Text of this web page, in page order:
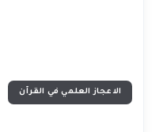
الاعجاز العلمي في القرآن